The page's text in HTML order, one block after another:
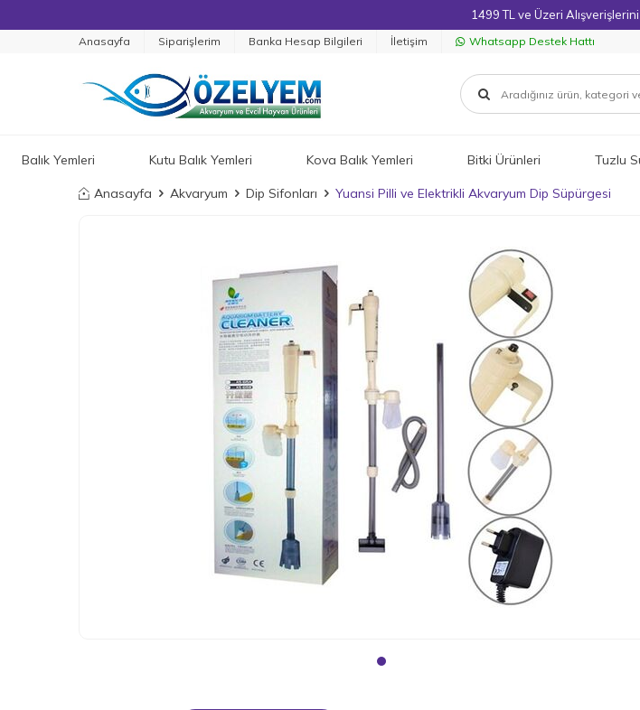
1499 TL ve Üzeri
Anasayfa Siparişlerim Banka Hesap Bilgileri İletişim Whatsapp Destek Hattı
Balık Yemleri Kutu Balık Yemleri Kova Balık Yemleri Bitki Ürünleri Tuzlu
Anasayfa Akvaryum Dip Sifonları Yuansi Pilli ve Elektrikli Akvaryum Dip Süpürgesi